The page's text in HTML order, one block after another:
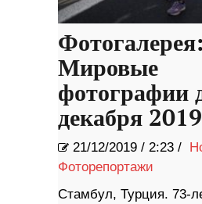
Фотогалерея:
Мировые
фотографии
декабря
21/12/2019 / 2:23 /
Фоторепортажи
Стамбул, Турция. 73-